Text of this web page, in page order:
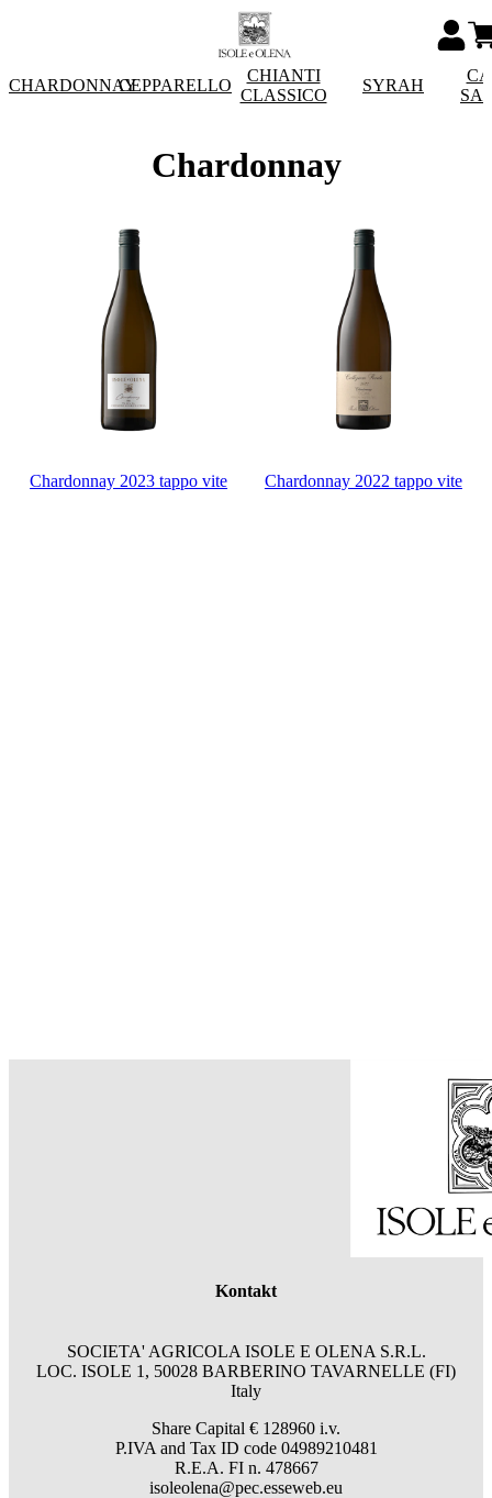
CHARDONNAYCEPPARELLO
CHIANTI
CLASSICO
SYRAH
Chardonnay
Chardonnay 2023 tappo vite Chardonnay 2022 tappo vite
Kontakt
SOCIETA' AGRICOLA ISOLE E OLENA S.R.L.
LOC. ISOLE 1, 50028 BARBERINO TAVARNELLE (FI)
Italy
Share Capital € 128960 i.v.
P.IVA and Tax ID code 04989210481
R.E.A. FI n. 478667
isoleolena@pec.esseweb.eu